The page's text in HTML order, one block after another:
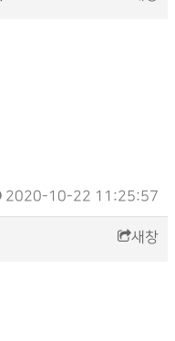
2020-10-22 11:25:57
새창